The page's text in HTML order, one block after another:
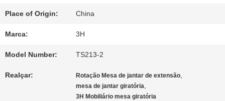
E.U.
PEÇA
UMAS
Place of Origin: China
Marca: 3H
Model Number: TS213-2
Realçar: Rotação Mesa de jantar de extensão,
mesa de jantar giratória,
3H Mobiliário mesa giratória